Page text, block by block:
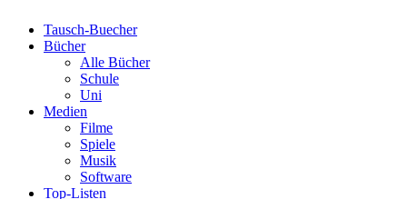
Tausch-Buecher
Bücher
Alle Bücher
Schule
Uni
Medien
Filme
Spiele
Musik
Software
Top-Listen